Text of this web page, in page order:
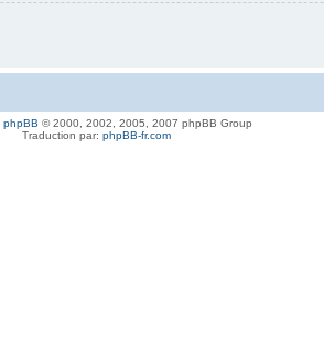
phpBB © 2000, 2002, 2005, 2007 phpBB Group
Traduction par: phpBB-fr.com